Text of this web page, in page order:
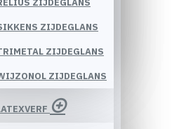
ZIJDEGLANS
ZIJDEGLANS
ZIJDEGLANS
ZIJDEGLANS